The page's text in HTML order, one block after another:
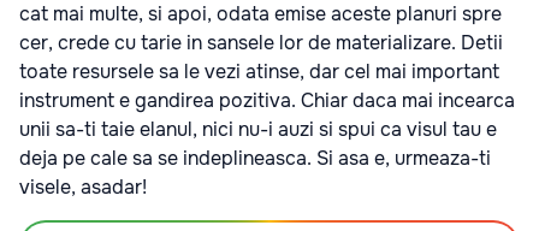
cat mai multe, si apoi, odata emise aceste planuri spre
cer, crede cu tarie in sansele lor de materializare. Detii
toate resursele sa le vezi atinse, dar cel mai important
instrument e gandirea pozitiva. Chiar daca mai incearca
unii sa-ti taie elanul, nici nu-i auzi si spui ca visul tau e
deja pe cale sa se indeplineasca. Si asa e, urmeaza-ti
visele, asadar!